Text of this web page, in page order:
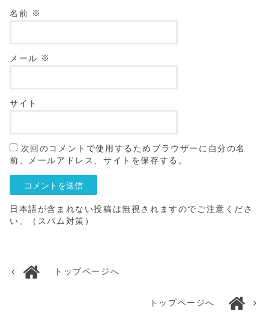
名前 ※
メール ※
サイト
次回のコメントで使用するためブラウザーに自分の名
前、メールアドレス、サイトを保存する。
日本語が含まれない投稿は無視されますのでご注意くださ
い。（スパム対策）
トップページへ
トップページへ